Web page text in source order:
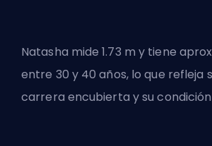
Natasha mide 1.73 m y tiene
entre 30 y 40 años, lo que refleja
carrera encubierta y su